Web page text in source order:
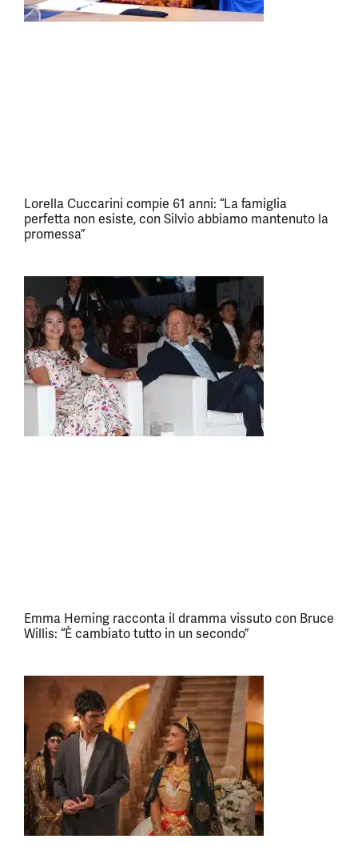
Lorella Cuccarini compie 61 anni: “La famiglia
perfetta non esiste, con Silvio abbiamo mantenuto la
promessa”
Emma Heming racconta il dramma vissuto con Bruce
Willis: “È cambiato tutto in un secondo”